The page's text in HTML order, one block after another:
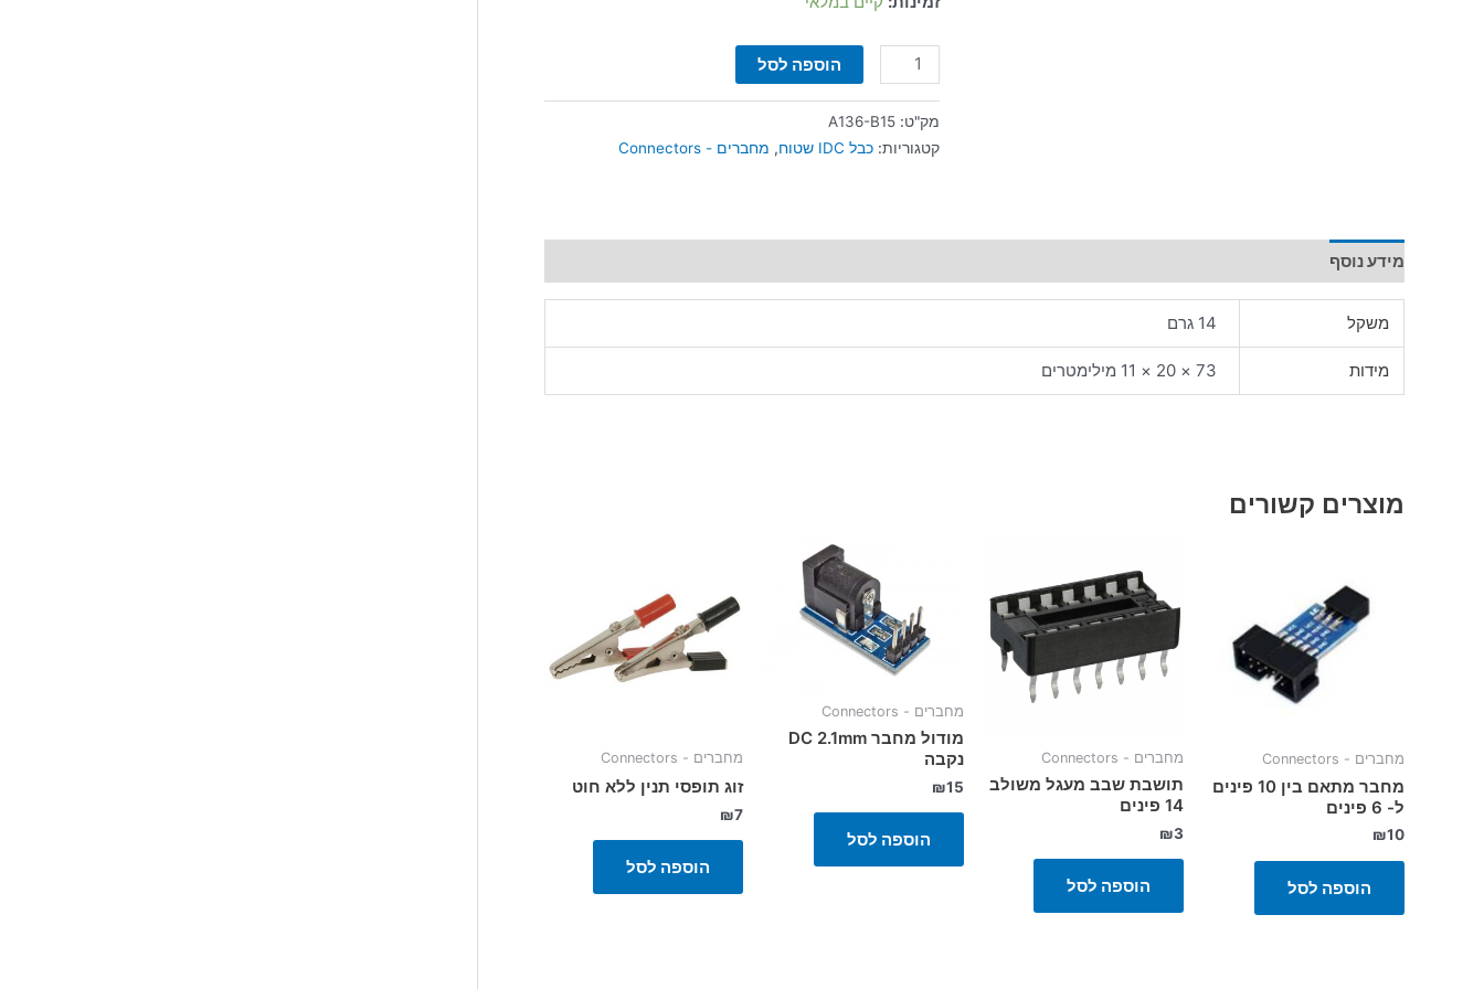
הוספה לסל
מק"ט: A136-B15
קטגוריות: כבל IDC שטוח , מחברים - Connectors
מידע נוסף
משקל 14 גרם
מידות 73 × 20 × 11 מילימטרים
מוצרים קשורים
מחברים - Connectors
מחבר מתאם בין 10 פינים
ל- 6 פינים
₪10
הוספה לסל
מחברים - Connectors
תושבת שבב מעגל משולב
14 פינים
₪3
הוספה לסל
מחברים - Connectors
מודול מחבר DC 2.1mm
נקבה
₪15
הוספה לסל
מחברים - Connectors
זוג תופסי תנין ללא חוט
₪7
הוספה לסל